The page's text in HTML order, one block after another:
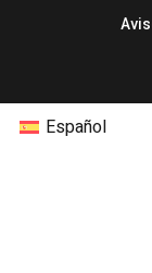
Español